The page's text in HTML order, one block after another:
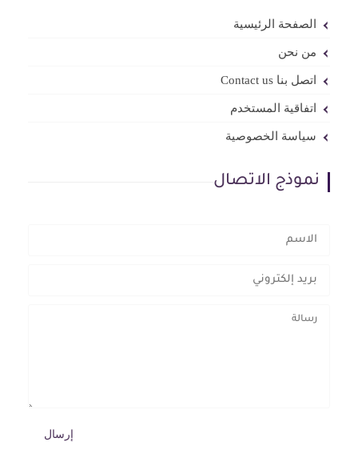
الصفحة الرئيسية
من نحن
اتصل بنا Contact us
اتفاقية المستخدم
سياسة الخصوصية
نموذج الاتصال